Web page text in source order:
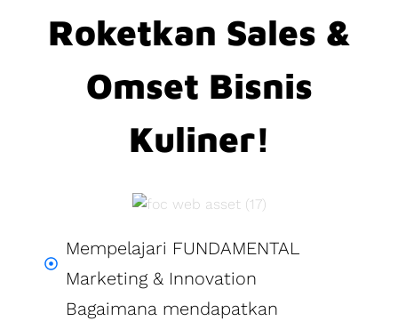
Roketkan Sales &
Omset Bisnis
Kuliner!
Mempelajari FUNDAMENTAL
Marketing & Innovation
Bagaimana mendapatkan